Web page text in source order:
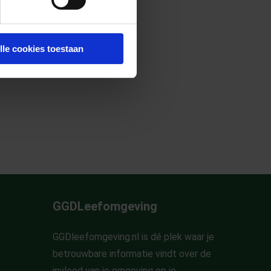
cookies toestaan
GGDLeefomgeving
GGDleefomgeving.nl is dé plek waar je
betrouwbare informatie vindt over de